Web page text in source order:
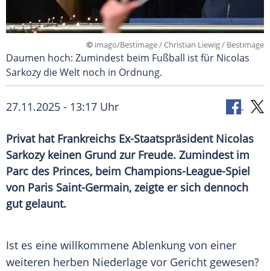
© imago/Bestimage / Christian Liewig / Bestimage
Daumen hoch: Zumindest beim Fußball ist für Nicolas
Sarkozy die Welt noch in Ordnung.
27.11.2025 - 13:17 Uhr
Privat hat Frankreichs Ex-Staatspräsident Nicolas
Sarkozy keinen Grund zur Freude. Zumindest im
Parc des Princes, beim Champions-League-Spiel
von Paris Saint-Germain, zeigte er sich dennoch
gut gelaunt.
Ist es eine willkommene Ablenkung von einer
weiteren herben Niederlage vor Gericht gewesen?